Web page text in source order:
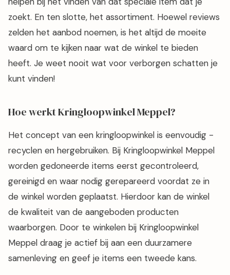
zoekt. En ten slotte, het assortiment. Hoewel reviews
zelden het aanbod noemen, is het altijd de moeite
waard om te kijken naar wat de winkel te bieden
heeft. Je weet nooit wat voor verborgen schatten je
kunt vinden!
Hoe werkt Kringloopwinkel Meppel?
Het concept van een kringloopwinkel is eenvoudig -
recyclen en hergebruiken. Bij Kringloopwinkel Meppel
worden gedoneerde items eerst gecontroleerd,
gereinigd en waar nodig gerepareerd voordat ze in
de winkel worden geplaatst. Hierdoor kan de winkel
de kwaliteit van de aangeboden producten
waarborgen. Door te winkelen bij Kringloopwinkel
Meppel draag je actief bij aan een duurzamere
samenleving en geef je items een tweede kans.